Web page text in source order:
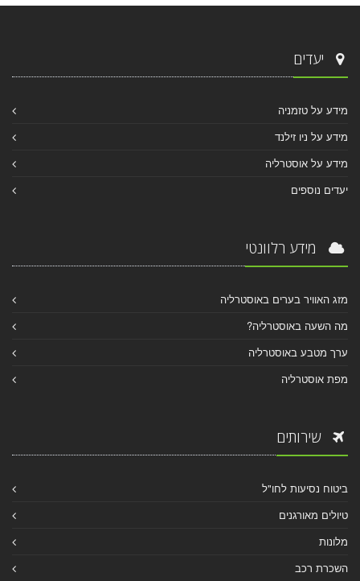
יעדים
מידע על טזמניה
מידע על ניו זילנד
מידע על אוסטרליה
יעדים נוספים
מידע רלוונטי
מזג האוויר בערים באוסטרליה
מה השעה באוסטרליה?
ערך מטבע באוסטרליה
מפת אוסטרליה
שירותים
ביטוח נסיעות לחו"ל
טיולים מאורגנים
מלונות
השכרת רכב